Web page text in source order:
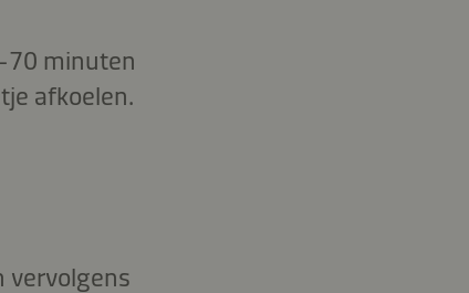
70 minuten
afkoelen.
vervolgens